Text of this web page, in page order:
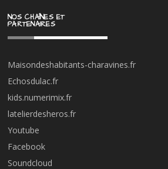
NOS CHAÎNES ET
PARTENAIRES
Maisondeshabitants-charavines.fr
Echosdulac.fr
kids.numerimix.fr
latelierdesheros.fr
Youtube
Facebook
Soundcloud